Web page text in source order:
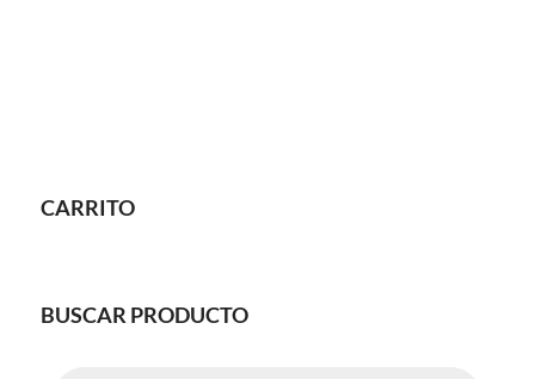
CARRITO
BUSCAR PRODUCTO